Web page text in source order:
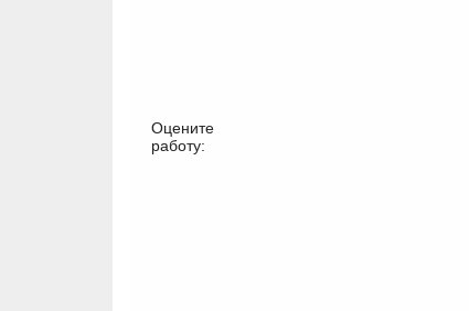
Оцените
работу: